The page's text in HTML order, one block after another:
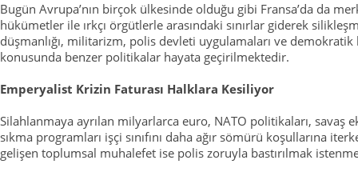
Bugün Avrupa’nın birçok ülkesinde olduğu gibi Fransa’da da
hükümetler ile ırkçı örgütlerle arasındaki sınırlar giderek
düşmanlığı, militarizm, polis devleti uygulamaları ve demokratik
konusunda benzer politikalar hayata geçirilmektedir.
Emperyalist Krizin Faturası Halklara Kesiliyor
Silahlanmaya ayrılan milyarlarca euro, NATO politikaları, savaş
sıkma programları işçi sınıfını daha ağır sömürü koşullarına
gelişen toplumsal muhalefet ise polis zoruyla bastırılmak